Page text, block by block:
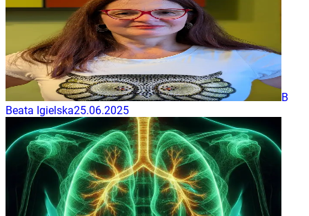
B
Beata Igielska25.06.2025